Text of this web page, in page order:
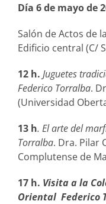
Día 6 de mayo de
Salón de Actos de
Edificio central (C/
12 h. Juguetes
Federico Torralba.
(Universidad
13 h. El arte del
Torralba. Dra. Pilar
Complutense de
17 h. Visita a la
Oriental Federico